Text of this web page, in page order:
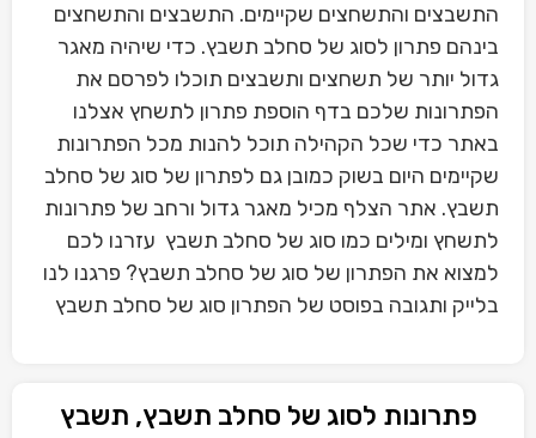
התשבצים והתשחצים שקיימים. התשבצים והתשחצים
בינהם פתרון לסוג של סחלב תשבץ. כדי שיהיה מאגר
גדול יותר של תשחצים ותשבצים תוכלו לפרסם את
הפתרונות שלכם בדף הוספת פתרון לתשחץ אצלנו
באתר כדי שכל הקהילה תוכל להנות מכל הפתרונות
שקיימים היום בשוק כמובן גם לפתרון של סוג של סחלב
תשבץ. אתר הצלף מכיל מאגר גדול ורחב של פתרונות
לתשחץ ומילים כמו סוג של סחלב תשבץ עזרנו לכם
למצוא את הפתרון של סוג של סחלב תשבץ? פרגנו לנו
בלייק ותגובה בפוסט של הפתרון סוג של סחלב תשבץ
פתרונות לסוג של סחלב תשבץ, תשבץ